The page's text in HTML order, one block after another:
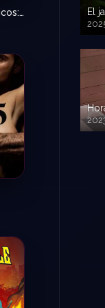
N/ALos 4 Fantásticos: Primeros pasos El